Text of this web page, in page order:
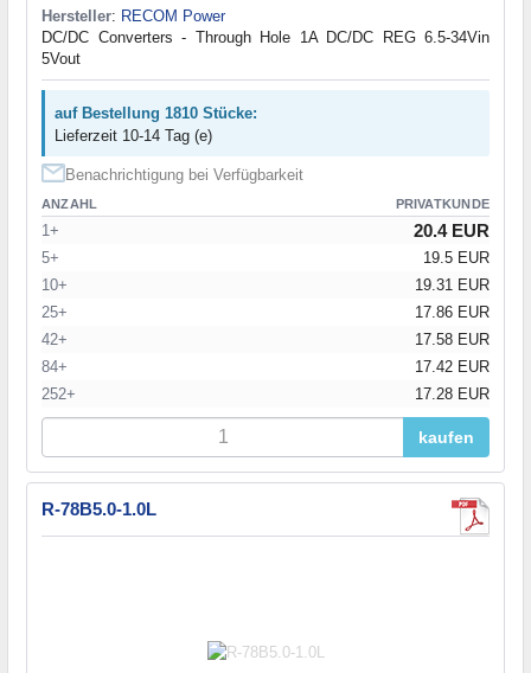
Hersteller: RECOM Power
DC/DC Converters - Through Hole 1A DC/DC REG 6.5-34Vin
5Vout
auf Bestellung 1810 Stücke:
Lieferzeit 10-14 Tag (e)
Benachrichtigung bei Verfügbarkeit
ANZAHL PRIVATKUNDE
1+ 20.4 EUR
5+
19.5 EUR
10+
19.31 EUR
25+
17.86 EUR
42+
17.58 EUR
84+
17.42 EUR
252+
17.28 EUR
kaufen
R-78B5.0-1.0L